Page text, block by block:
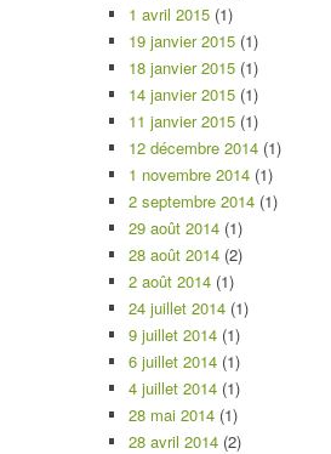
1 avril 2015 (1)
19 janvier 2015 (1)
18 janvier 2015 (1)
14 janvier 2015 (1)
11 janvier 2015 (1)
12 décembre 2014 (1)
1 novembre 2014 (1)
2 septembre 2014 (1)
29 août 2014 (1)
28 août 2014 (2)
2 août 2014 (1)
24 juillet 2014 (1)
9 juillet 2014 (1)
6 juillet 2014 (1)
4 juillet 2014 (1)
28 mai 2014 (1)
28 avril 2014 (2)